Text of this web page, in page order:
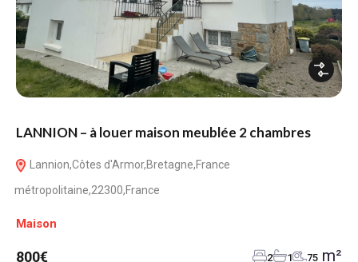
LANNION – à louer maison meublée 2 chambres
Lannion,Côtes d'Armor,Bretagne,France
métropolitaine,22300,France
Maison
800€ 2 1 75 m²